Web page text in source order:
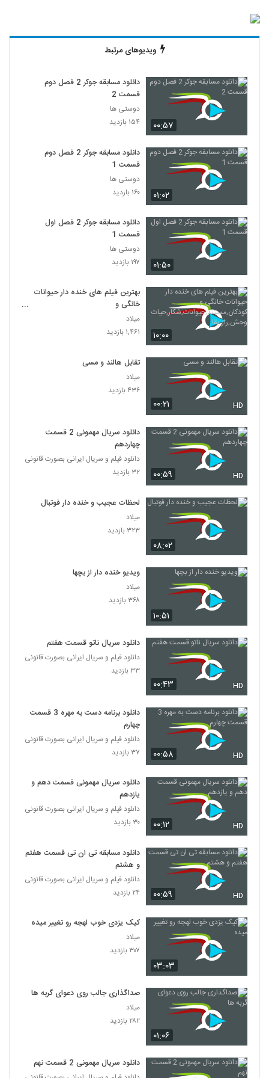
ویدیوهای مرتبط
۰۰:۵۷
دانلود مسابقه جوکر 2 فصل دوم
قسمت 2
دوستی ها
۱۵۴ بازدید
۰۱:۰۲
دانلود مسابقه جوکر 2 فصل دوم
قسمت 1
دوستی ها
۱۶۰ بازدید
۰۱:۵۰
دانلود مسابقه جوکر 2 فصل اول
قسمت 1
دوستی ها
۱۹۷ بازدید
۱۰:۰۰
بهترین فیلم های خنده دار حیوانات
خانگی و
کودکان,مستند,حیوانات,شکار,حیات
وحش,راز بقا
میلاد
۱,۴۶۱ بازدید
۰۰:۲۱ HD
تقابل هالند و مسی
میلاد
۴۳۶ بازدید
۰۰:۵۹ HD
دانلود سریال مهمونی 2 قسمت
چهاردهم
دانلود فیلم و سریال ایرانی بصورت قانونی
۳۲ بازدید
۰۸:۰۲
لحظات عجیب و خنده دار فوتبال
میلاد
۳۲۳ بازدید
۱۰:۵۱
ویدیو خنده دار از بچها
میلاد
۳۶۸ بازدید
۰۰:۴۳ HD
دانلود سریال ناتو قسمت هفتم
دانلود فیلم و سریال ایرانی بصورت قانونی
۳۳ بازدید
۰۰:۵۸ HD
دانلود برنامه دست به مهره 3 قسمت
چهارم
دانلود فیلم و سریال ایرانی بصورت قانونی
۳۷ بازدید
۰۰:۱۲ HD
دانلود سریال مهمونی قسمت دهم و
یازدهم
دانلود فیلم و سریال ایرانی بصورت قانونی
۳۰ بازدید
۰۰:۵۹ HD
دانلود مسابقه تی ان تی قسمت هفتم
و هشتم
دانلود فیلم و سریال ایرانی بصورت قانونی
۲۴ بازدید
۰۳:۰۳
کیک یزدی خوب لهجه رو تغییر میده
میلاد
۳۰۷ بازدید
۰۱:۰۶
صداگذاری جالب روی دعوای گربه ها
میلاد
۲۸۲ بازدید
دانلود سریال مهمونی 2 قسمت نهم